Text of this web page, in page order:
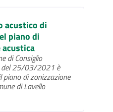
acustico di
piano di
acustica
di Consiglio
del 25/03/2021 è
di zonizzazione
di Lavello